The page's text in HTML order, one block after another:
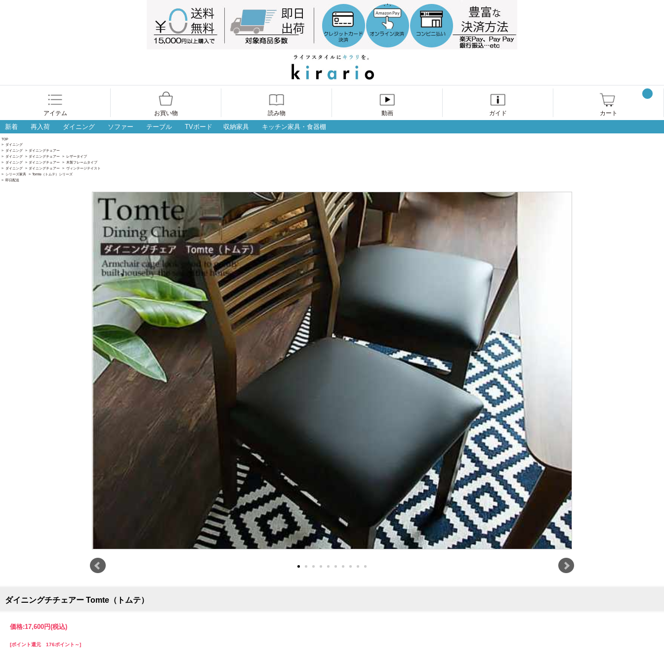
アイテム お買い物 読み物 動画 ガイド カート
新着 再入荷 ダイニング ソファー テーブル TVボード 収納家具 キッチン家具・食器棚
TOP
> ダイニング
> ダイニング > ダイニングチェアー
> ダイニング > ダイニングチェアー > レザータイプ
> ダイニング > ダイニングチェアー > 木製フレームタイプ
> ダイニング > ダイニングチェアー > ヴィンテージテイスト
> シリーズ家具 > Tomte（トムテ）シリーズ
> 即日配送
ダイニングチチェアー Tomte（トムテ）
価格:17,600円(税込)
[ポイント還元 176ポイント～]